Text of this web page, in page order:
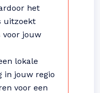
het
uitzoekt
voor jouw
lokale
in jouw regio
voor een